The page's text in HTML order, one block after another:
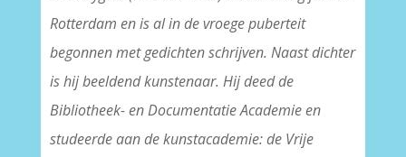
Rotterdam en is al in de vroege puberteit
begonnen met gedichten schrijven. Naast dichter
is hij beeldend kunstenaar. Hij deed de
Bibliotheek- en Documentatie Academie en
studeerde aan de kunstacademie: de Vrije